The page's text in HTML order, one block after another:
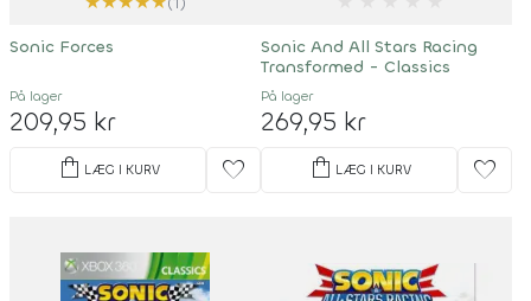
Sonic Forces
På lager
209,95 kr
shopping_bag LÆG I KURV favorite
Sonic And All Stars Racing
Transformed - Classics
På lager
269,95 kr
shopping_bag LÆG I KURV favorite